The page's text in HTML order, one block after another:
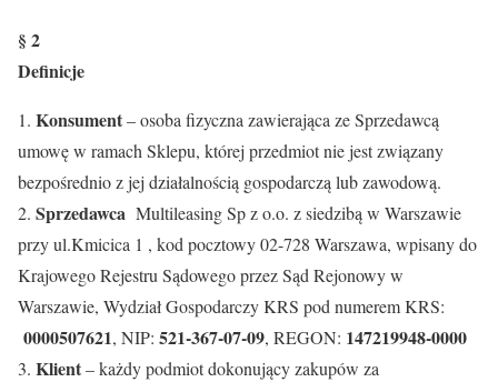
§ 2
Definicje
1. Konsument– osoba fizyczna zawierająca ze Sprzedawcą
umowę w ramach Sklepu, której przedmiot nie jest związany
bezpośrednio z jej działalnością gospodarczą lub zawodową.
2. Sprzedawca Multileasing Sp z o.o. z siedzibą w Warszawie
przy ul.Kmicica 1 , kod pocztowy 02-728 Warszawa, wpisany do
Krajowego Rejestru Sądowego przez Sąd Rejonowy w
Warszawie, Wydział Gospodarczy KRS pod numerem KRS:
0000507621, NIP: 521-367-07-09, REGON: 147219948-0000
3. Klient– każdy podmiot dokonujący zakupów za